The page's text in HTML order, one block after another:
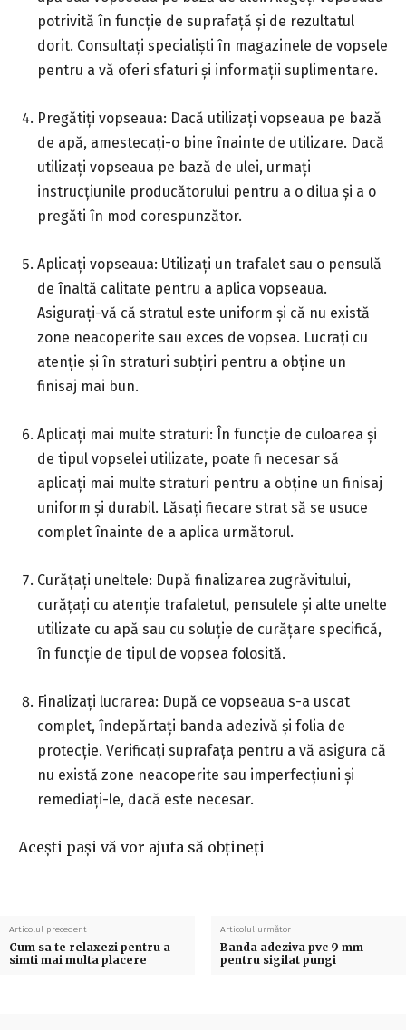
potrivită în funcție de suprafață și de rezultatul
dorit. Consultați specialiști în magazinele de vopsele
pentru a vă oferi sfaturi și informații suplimentare.
Pregătiți vopseaua: Dacă utilizați vopseaua pe bază
de apă, amestecați-o bine înainte de utilizare. Dacă
utilizați vopseaua pe bază de ulei, urmați
instrucțiunile producătorului pentru a o dilua și a o
pregăti în mod corespunzător.
Aplicați vopseaua: Utilizați un trafalet sau o pensulă
de înaltă calitate pentru a aplica vopseaua.
Asigurați-vă că stratul este uniform și că nu există
zone neacoperite sau exces de vopsea. Lucrați cu
atenție și în straturi subțiri pentru a obține un
finisaj mai bun.
Aplicați mai multe straturi: În funcție de culoarea și
de tipul vopselei utilizate, poate fi necesar să
aplicați mai multe straturi pentru a obține un finisaj
uniform și durabil. Lăsați fiecare strat să se usuce
complet înainte de a aplica următorul.
Curățați uneltele: După finalizarea zugrăvitului,
curățați cu atenție trafaletul, pensulele și alte unelte
utilizate cu apă sau cu soluție de curățare specifică,
în funcție de tipul de vopsea folosită.
Finalizați lucrarea: După ce vopseaua s-a uscat
complet, îndepărtați banda adezivă și folia de
protecție. Verificați suprafața pentru a vă asigura că
nu există zone neacoperite sau imperfecțiuni și
remediați-le, dacă este necesar.
Acești pași vă vor ajuta să obțineți
Articolul precedent
Cum sa te relaxezi pentru a
simti mai multa placere
Articolul următor
Banda adeziva pvc 9 mm
pentru sigilat pungi